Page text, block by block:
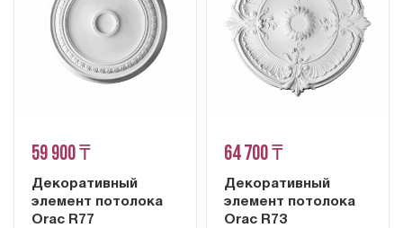
59 900 ₸
Декоративный
элемент потолока
Orac R77
64 700 ₸
Декоративный
элемент потолока
Orac R73